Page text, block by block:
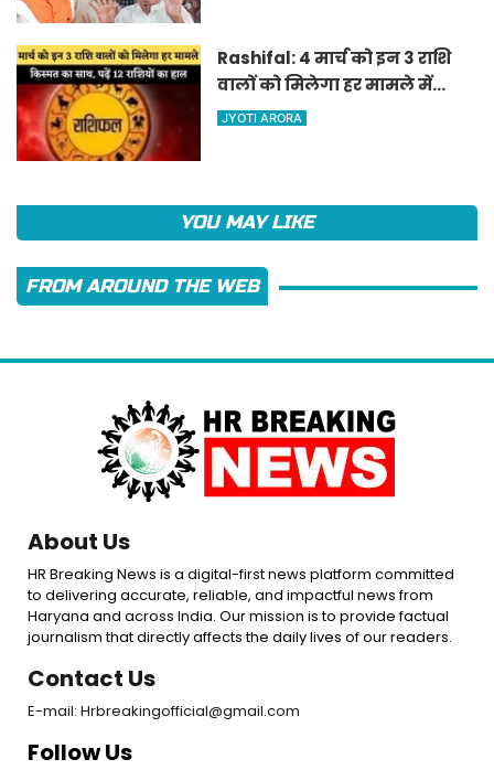
Rashifal: 4 मार्च को इन 3 राशि
वालों को मिलेगा हर मामले में
किस्मत का साथ, पढ़ें 12 राशियों का
JYOTI ARORA
YOU MAY LIKE
FROM AROUND THE WEB
About Us
HR Breaking News is a digital-first news platform committed
to delivering accurate, reliable, and impactful news from
Haryana and across India. Our mission is to provide factual
journalism that directly affects the daily lives of our readers.
Contact Us
E-mail: Hrbreakingofficial@gmail.com
Follow Us